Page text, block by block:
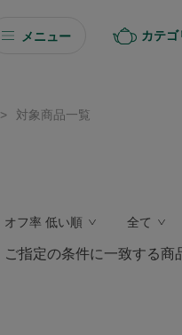
メニュー カテゴ
> 対象商品一覧
オフ率 低い順 全て
ご指定の条件に一致する商